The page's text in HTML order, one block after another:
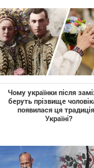
Чому українки після
беруть прізвище
появилася ця
Україні?